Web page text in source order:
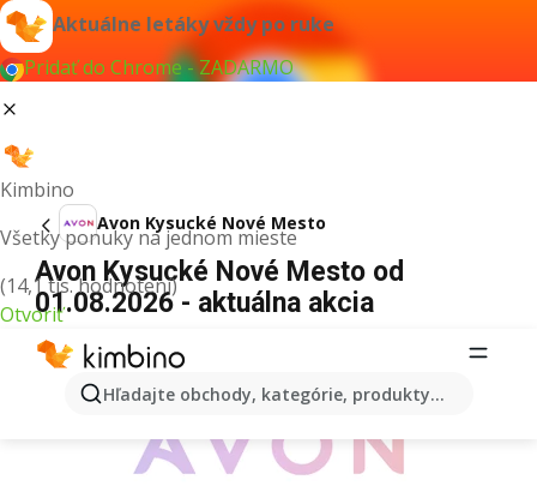
Aktuálne letáky vždy po ruke
Pridať do Chrome - ZADARMO
Kimbino
Všetky ponuky na jednom mieste
(14,1 tis. hodnotení)
Otvoriť
Hľadajte obchody, kategórie, produkty...
Avon Kysucké Nové Mesto
Avon Kysucké Nové Mesto od
01.08.2026 - aktuálna akcia